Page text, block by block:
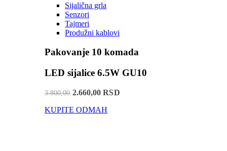
Sijalična grla
Senzori
Tajmeri
Produžni kablovi
Pakovanje 10 komada
LED sijalice 6.5W GU10
3.800,002.660,00 RSD
KUPITE ODMAH